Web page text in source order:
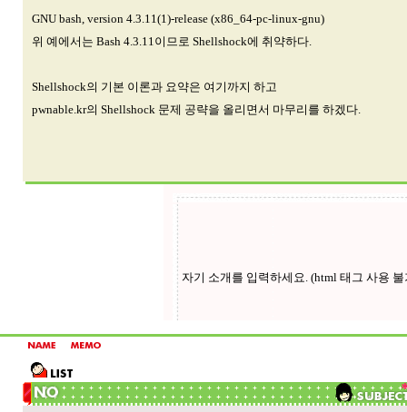
GNU bash, version 4.3.11(1)-release (x86_64-pc-linux-gnu)
위 예에서는 Bash 4.3.11이므로 Shellshock에 취약하다.
Shellshock의 기본 이론과 요약은 여기까지 하고
pwnable.kr의 Shellshock 문제 공략을 올리면서 마무리를 하겠다.